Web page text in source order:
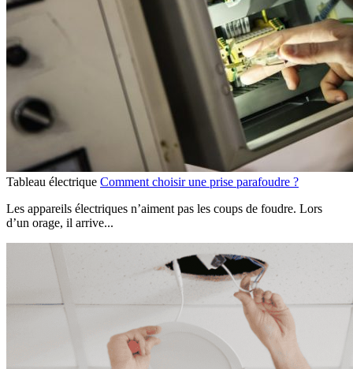
Tableau électrique Comment choisir une prise parafoudre ?
Les appareils électriques n’aiment pas les coups de foudre. Lors
d’un orage, il arrive...